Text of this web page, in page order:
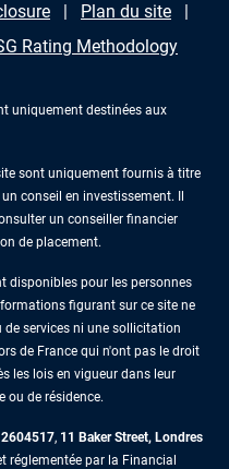
Plan du site
Rating Methodology
uniquement destinées aux
sont uniquement fournis à titre
conseil en investissement. Il
un conseiller financier
de placement.
disponibles pour les personnes
figurant sur ce site ne
services ni une sollicitation
de France qui n'ont pas le droit
les lois en vigueur dans leur
ou de résidence.
2604517, 11 Baker Street, Londres
réglementée par la Financial